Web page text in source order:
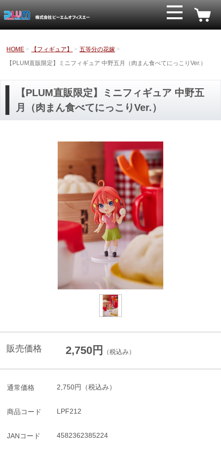
HOME 【フィギュア】
五等分の花嫁
【PLUM直販限定】ミニフィギュア 中野五月（肉まん食べてにっこりVer.）
【PLUM直販限定】ミニフィギュア 中野五
月（肉まん食べてにっこりVer.）
販売価格 2,750円 （税込み）
通常価格 2,750円 （税込み）
商品コード LPF212
JANコード 4582362385224